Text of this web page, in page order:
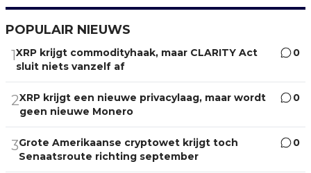
POPULAIR NIEUWS
1XRP krijgt commodityhaak, maar CLARITY Act
sluit niets vanzelf af
0
2XRP krijgt een nieuwe privacylaag, maar wordt
geen nieuwe Monero
0
3Grote Amerikaanse cryptowet krijgt toch
Senaatsroute richting september
0